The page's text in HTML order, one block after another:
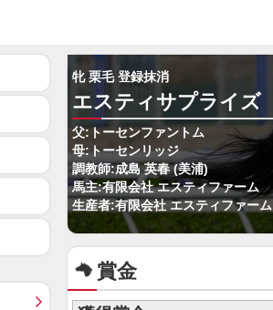
牝 栗毛 登録抹消
エスティサプライズ
父:トーセンファントム
母:トーセンリッジ
調教師:成島 英春 (美浦)
馬主:有限会社 エスティファーム
生産者:有限会社 エスティファーム
賞金